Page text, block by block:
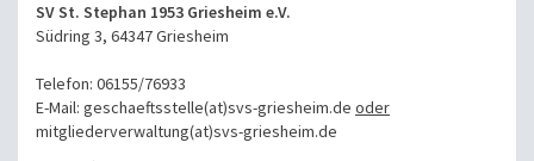
SV St. Stephan 1953 Griesheim e.V.
Südring 3, 64347 Griesheim
Telefon: 06155/76933
E-Mail: geschaeftsstelle(at)svs-griesheim.de oder
mitgliederverwaltung(at)svs-griesheim.de